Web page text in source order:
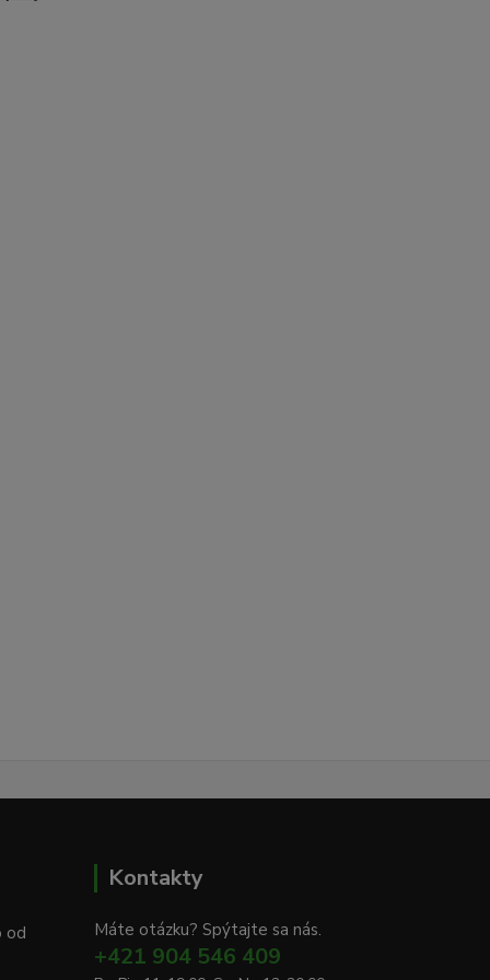
od
Kontakty
Máte otázku? Spýtajte sa nás.
+421 904 546 409